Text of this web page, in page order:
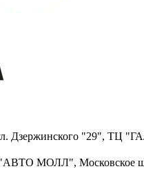
ул. Дзержинского "29", ТЦ
"АВТО МОЛЛ", Московское